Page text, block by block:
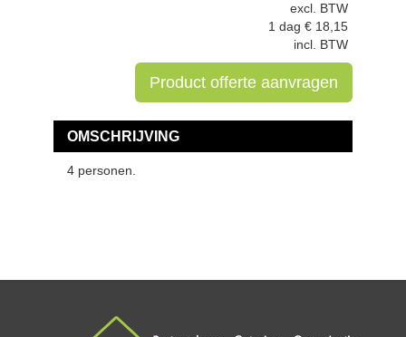
excl. BTW
1 dag € 18,15
incl. BTW
Product offerte aanvragen
OMSCHRIJVING
4 personen.